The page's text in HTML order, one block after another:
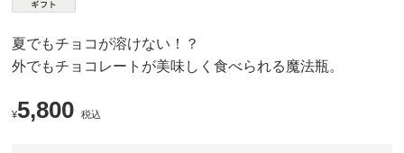
夏でもチョコが溶けない！？
外でもチョコレートが美味しく食べられる魔法瓶。
¥5,800 税込